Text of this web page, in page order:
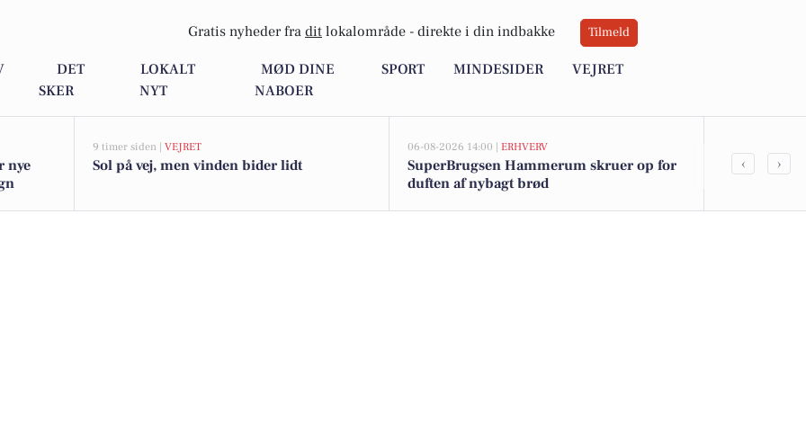
Gratis nyheder fra dit lokalområde - direkte i din indbakke Tilmeld
DET
SKER
LOKALT
NYT
MØD DINE
NABOER
SPORT MINDESIDER VEJRET
nye
9 timer siden | VEJRET
Sol på vej, men vinden bider lidt
06-08-2026 14:00 | ERHVERV
SuperBrugsen Hammerum skruer op for
duften af nybagt brød
Natsælger
‹ ›